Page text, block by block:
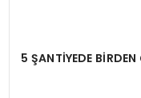
5 ŞANTİYEDE